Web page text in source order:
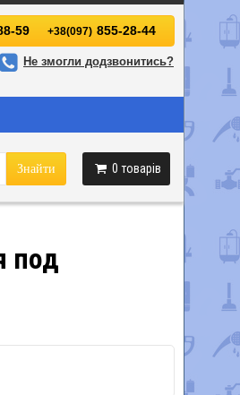
59 +38(097) 855-28-44
Не змогли додзвонитись?
0 товарів
Знайти
под